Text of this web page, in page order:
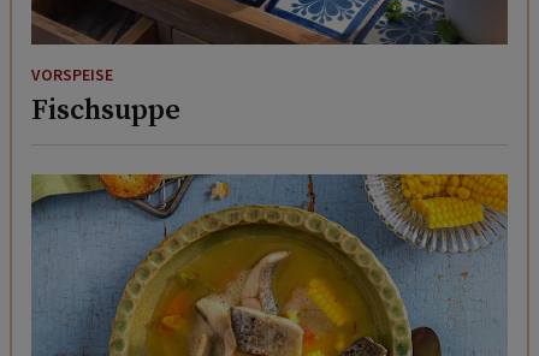
VORSPEISE
Fischsuppe